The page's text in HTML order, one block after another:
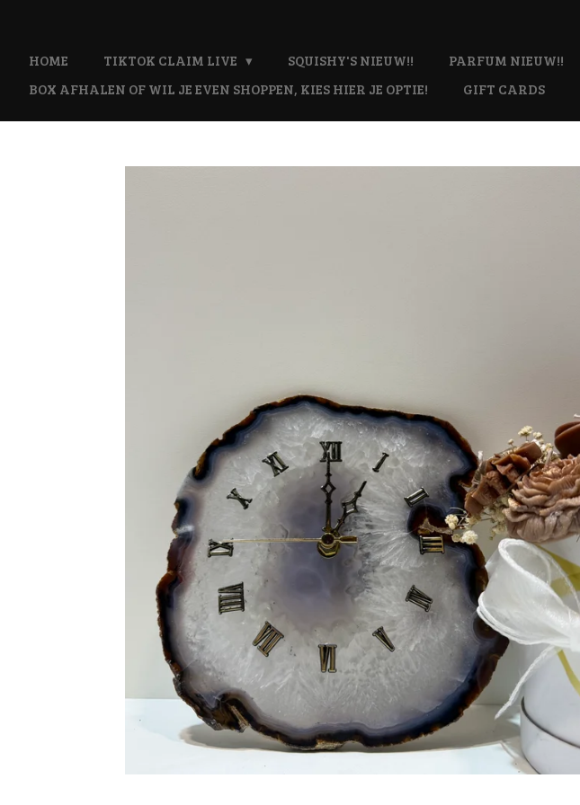
naar
hoofdinhoud
HOME TIKTOK CLAIM LIVE SQUISHY'S NIEUW!! PARFUM NIEUW!!
BOX AFHALEN OF WIL JE EVEN SHOPPEN, KIES HIER JE OPTIE!
GIFT CARDS